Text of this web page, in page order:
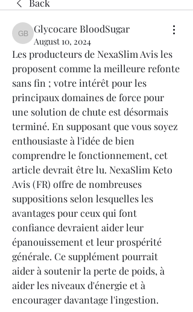
Glycocare BloodSugar
Glycocare BloodSugar
August 10, 2024
Les producteurs de NexaSlim Avis les
proposent comme la meilleure refonte
sans fin ; votre intérêt pour les
principaux domaines de force pour
une solution de chute est désormais
terminé. En supposant que vous soyez
enthousiaste à l'idée de bien
comprendre le fonctionnement, cet
article devrait être lu. NexaSlim Keto
Avis (FR) offre de nombreuses
suppositions selon lesquelles les
avantages pour ceux qui font
confiance devraient aider leur
épanouissement et leur prospérité
générale. Ce supplément pourrait
aider à soutenir la perte de poids, à
aider les niveaux d'énergie et à
encourager davantage l'ingestion.